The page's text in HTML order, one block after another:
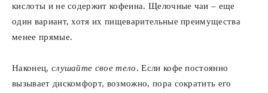
кислоты и не содержит кофеина. Щелочные чаи – еще
один вариант, хотя их пищеварительные преимущества
менее прямые.
Наконец, слушайте свое тело. Если кофе постоянно
вызывает дискомфорт, возможно, пора сократить его